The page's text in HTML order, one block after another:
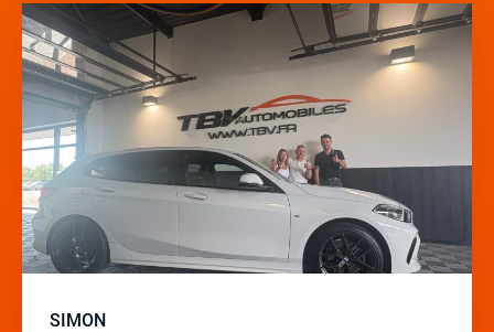
SIMON